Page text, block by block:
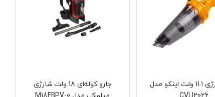
جارو شارژی 11.1 ولت اینکو مدل
جارو کوله‌ای 18 ولت شارژی